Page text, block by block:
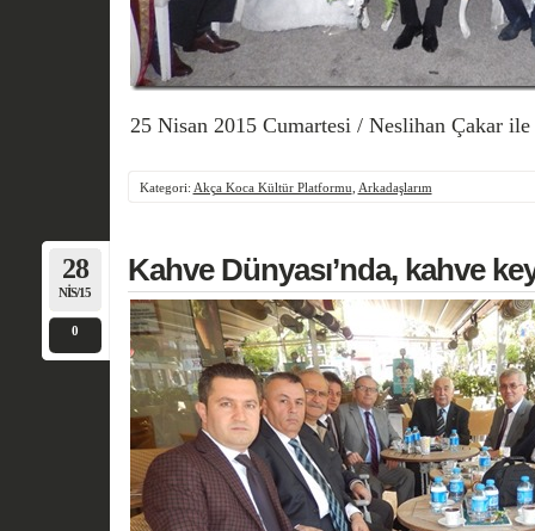
25 Nisan 2015 Cumartesi / Neslihan Çakar
Kategori: Akça Koca Kültür Platformu Arkadaşlarım
28
NIS/15
0
Kahve Dünyası’nda, kahve